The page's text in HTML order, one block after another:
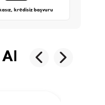
kredisiz başvuru